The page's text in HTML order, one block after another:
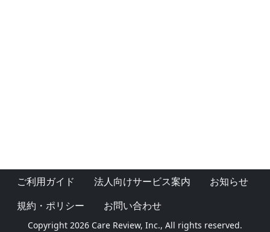
ご利用ガイド 法人向けサービス案内
お知らせ
規約・ポリシー
お問い合わせ
Copyright 2026 Care Review, Inc., All rights reserved.